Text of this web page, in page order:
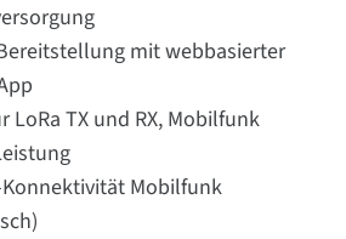
mit webbasierter
LoRa TX und RX, Mobilfunk
Konnektivität Mobilfunk